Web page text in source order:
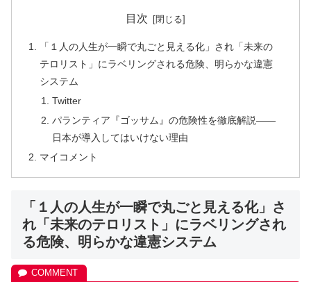
目次
「１人の人生が一瞬で丸ごと見える化」され「未来の
テロリスト」にラベリングされる危険、明らかな違憲
システム
Twitter
パランティア『ゴッサム』の危険性を徹底解説——
日本が導入してはいけない理由
マイコメント
「１人の人生が一瞬で丸ごと見える化」さ
れ「未来のテロリスト」にラベリングされ
る危険、明らかな違憲システム